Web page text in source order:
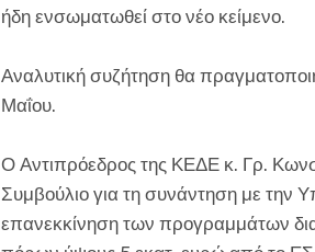
ήδη ενσωματωθεί στο νέο κείμενο.
Αναλυτική συζήτηση θα
Μαΐου.
Ο Αντιπρόεδρος της ΚΕΔΕ κ. Γρ.
Συμβούλιο για τη συνάντηση με την
επανεκκίνηση των προγραμμάτων